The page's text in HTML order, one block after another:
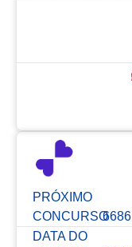
PRÓXIMO
CONCURSO6686
DATA DO